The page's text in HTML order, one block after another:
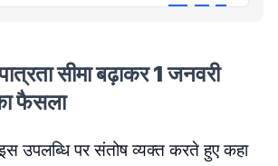
सीमा बढ़ाकर 1 जनवरी
फैसला
उपलब्धि पर संतोष व्यक्त करते हुए कहा